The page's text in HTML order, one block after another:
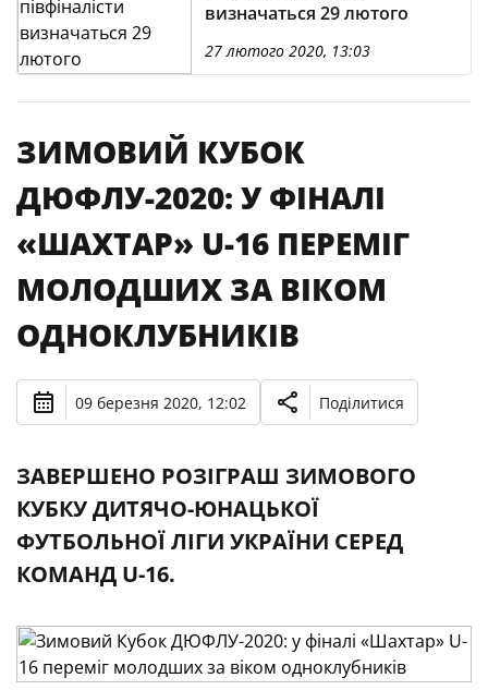
визначаться 29 лютого
27 лютого 2020, 13:03
ЗИМОВИЙ КУБОК
ДЮФЛУ-2020: У ФІНАЛІ
«ШАХТАР» U-16 ПЕРЕМІГ
МОЛОДШИХ ЗА ВІКОМ
ОДНОКЛУБНИКІВ
09 березня 2020, 12:02 Поділитися
ЗАВЕРШЕНО РОЗІГРАШ ЗИМОВОГО
КУБКУ ДИТЯЧО-ЮНАЦЬКОЇ
ФУТБОЛЬНОЇ ЛІГИ УКРАЇНИ СЕРЕД
КОМАНД U-16.